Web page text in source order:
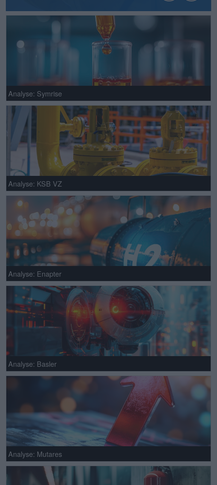
Analyse: Symrise
Analyse: KSB VZ
Analyse: Enapter
Analyse: Basler
Analyse: Mutares